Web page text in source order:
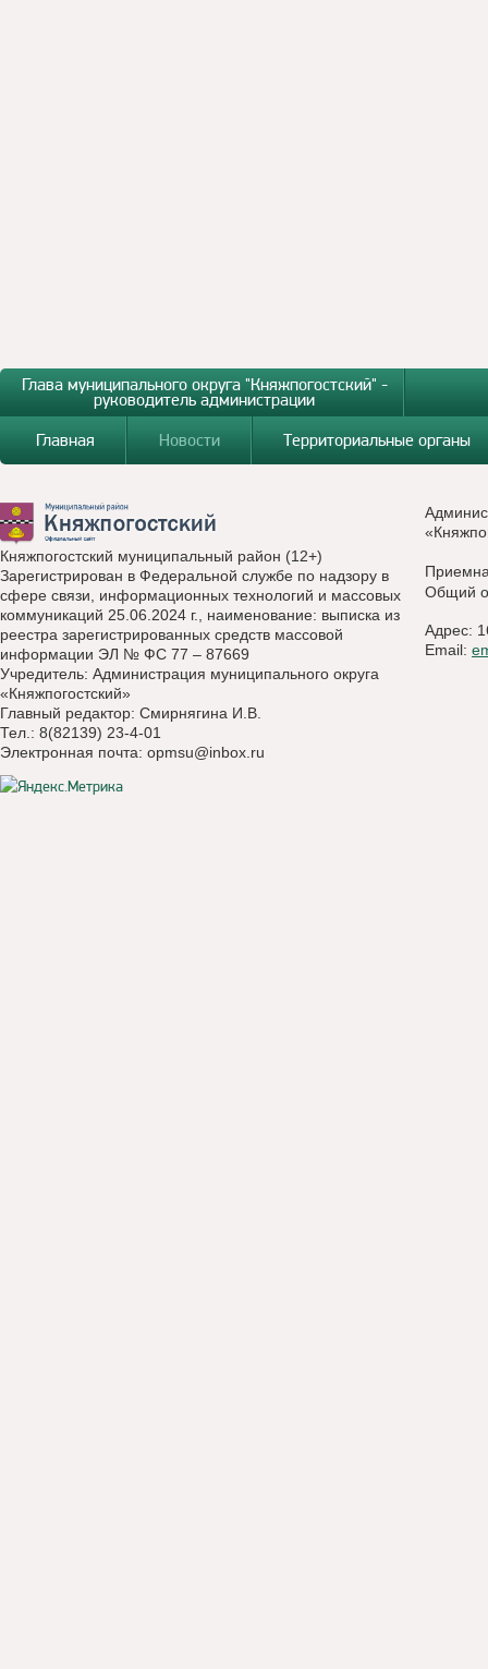
Глава муниципального округа "Княжпогостский" -
руководитель администрации
Главная
Новости Территориальные органы
Княжпогостский муниципальный район (12+)
Зарегистрирован в Федеральной службе по надзору в
сфере связи, информационных технологий и массовых
коммуникаций 25.06.2024 г., наименование: выписка из
реестра зарегистрированных средств массовой
информации ЭЛ № ФС 77 – 87669
Учредитель: Администрация муниципального округа
«Княжпогостский»
Главный редактор: Смирнягина И.В.
Тел.: 8(82139) 23-4-01
Электронная почта: opmsu@inbox.ru
Общий
Адрес:
Email: